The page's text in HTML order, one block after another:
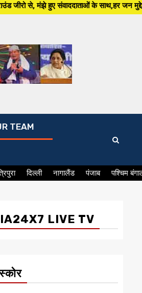
के साथ,हर जन मुद्दे पर, सीधा
TEAM
दिल्ली नागालैंड पंजाब पश्चिम
LIVE TV